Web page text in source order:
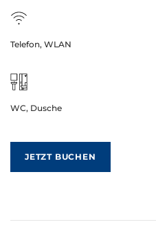
Telefon, WLAN
WC, Dusche
JETZT BUCHEN